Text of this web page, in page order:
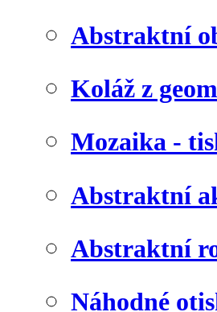
Abstraktní
Koláž z
Mozaika -
Abstraktní
Abstraktní
Náhodné